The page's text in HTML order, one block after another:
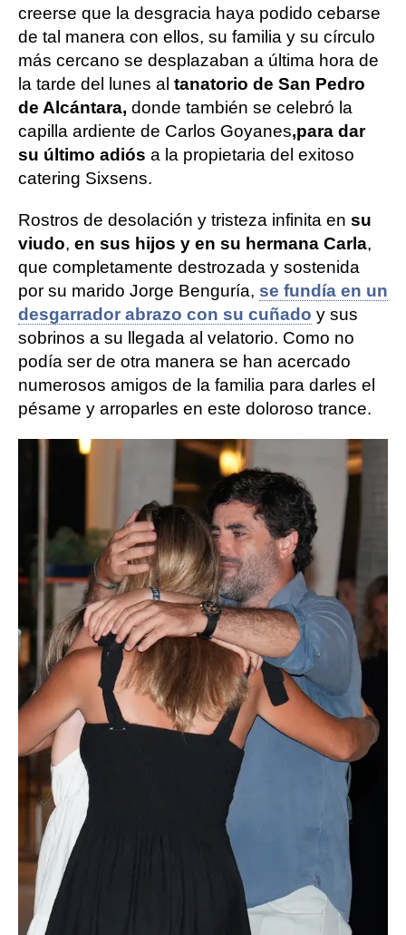
creerse que la desgracia haya podido cebarse
de tal manera con ellos, su familia y su círculo
más cercano se desplazaban a última hora de
la tarde del lunes al tanatorio de San Pedro
de Alcántara, donde también se celebró la
capilla ardiente de Carlos Goyanes,para dar
su último adiós a la propietaria del exitoso
catering Sixsens.
Rostros de desolación y tristeza infinita en su
viudo, en sus hijos y en su hermana Carla,
que completamente destrozada y sostenida
por su marido Jorge Benguría, se fundía en un
desgarrador abrazo con su cuñado y sus
sobrinos a su llegada al velatorio. Como no
podía ser de otra manera se han acercado
numerosos amigos de la familia para darles el
pésame y arroparles en este doloroso trance.